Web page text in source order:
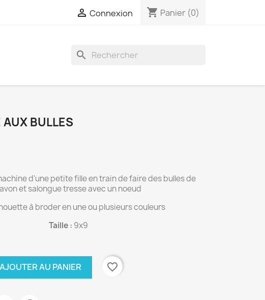
 Connexion shopping_cart Panier (0)
search
AUX BULLES
d'une petite fille en train de faire des bulles de
et salongue tresse avec un noeud
à broder en une ou plusieurs couleurs
Taille : 9x9
AJOUTER AU PANIER favorite_border